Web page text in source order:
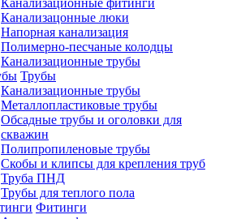
Канализационные фитинги
Канализацонные люки
Напорная канализация
Полимерно-песчаные колодцы
Канализационные трубы
Трубы
Канализационные трубы
Металлопластиковые трубы
Обсадные трубы и оголовки для
скважин
Полипропиленовые трубы
Скобы и клипсы для крепления труб
Труба ПНД
Трубы для теплого пола
Фитинги